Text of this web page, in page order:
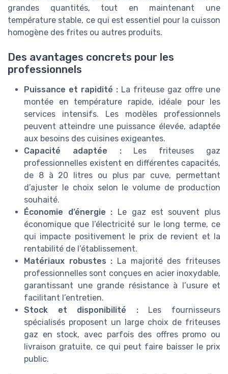
grandes quantités, tout en maintenant une
température stable, ce qui est essentiel pour la cuisson
homogène des frites ou autres produits.
Des avantages concrets pour les
professionnels
Puissance et rapidité : La friteuse gaz offre une
montée en température rapide, idéale pour les
services intensifs. Les modèles professionnels
peuvent atteindre une puissance élevée, adaptée
aux besoins des cuisines exigeantes.
Capacité adaptée :Les friteuses gaz
professionnelles existent en différentes capacités,
de 8 à 20 litres ou plus par cuve, permettant
d’ajuster le choix selon le volume de production
souhaité.
Économie d’énergie : Le gaz est souvent plus
économique que l’électricité sur le long terme, ce
qui impacte positivement le prix de revient et la
rentabilité de l’établissement.
Matériaux robustes : La majorité des friteuses
professionnelles sont conçues en acier inoxydable,
garantissant une grande résistance à l’usure et
facilitant l’entretien.
Stock et disponibilité :Les fournisseurs
spécialisés proposent un large choix de friteuses
gaz en stock, avec parfois des offres promo ou
livraison gratuite, ce qui peut faire baisser le prix
public.